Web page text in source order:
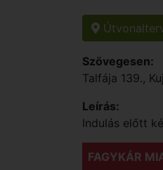
Szövegesen:
Talfája 139.,
Leírás:
Indulás előtt
FAGYKÁR